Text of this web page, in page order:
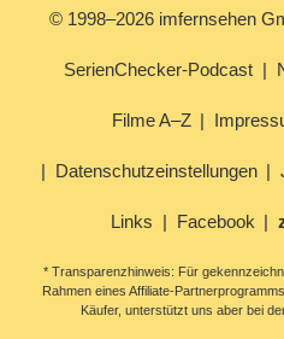
© 1998–2026 imfernsehen
SerienChecker-Podcast
Filme A–Z
Datenschutzeinstellungen
Links Facebook
* Transparenzhinweis: Für
Rahmen eines Affiliate-
Käufer, unterstützt uns aber bei